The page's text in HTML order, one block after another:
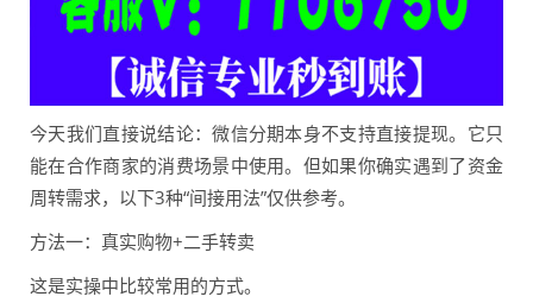
今天我们直接说结论：微信分期本身不支持直接提现。它只
能在合作商家的消费场景中使用。但如果你确实遇到了资金
周转需求，以下3种“间接用法”仅供参考。
方法一：真实购物+二手转卖
这是实操中比较常用的方式。